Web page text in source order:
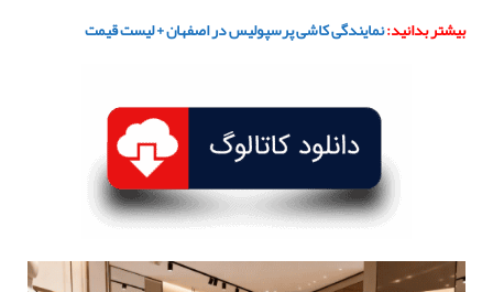
بیشتر بدانید:نمایندگی کاشی پرسپولیس در اصفهان + لیست قیمت